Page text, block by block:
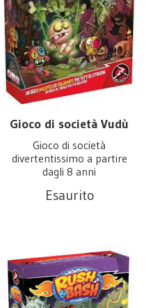
Gioco di società Vudù
Gioco di società
divertentissimo a partire
dagli 8 anni
Esaurito